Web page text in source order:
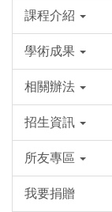
課程介紹
學術成果
相關辦法
招生資訊
所友專區
我要捐贈